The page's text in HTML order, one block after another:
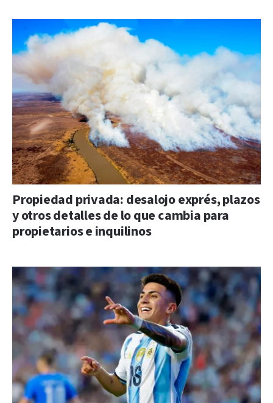
Propiedad privada: desalojo exprés, plazos
y otros detalles de lo que cambia para
propietarios e inquilinos